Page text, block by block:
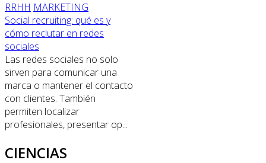
RRHH MARKETING
Social recruiting: qué es y
cómo reclutar en redes
sociales
Las redes sociales no solo
sirven para comunicar una
marca o mantener el contacto
con clientes. También
permiten localizar
profesionales, presentar op...
CIENCIAS